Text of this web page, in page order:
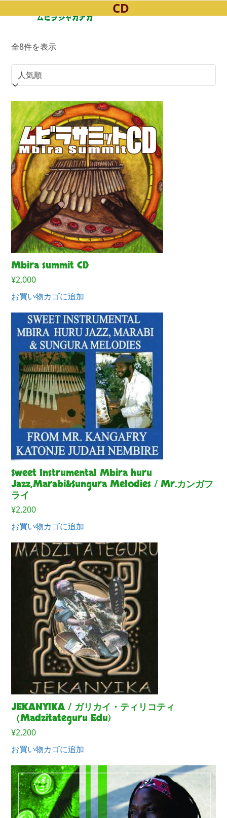
to
mobile
menu
mobile
menu
CD
全8件を表示人
気
順
Mbira summit CD
¥2,000
お買い物カゴに追加
Sweet Instrumental Mbira huru
Jazz,Marabi&Sungura Melodies / Mr.カンガフ
ライ
¥2,200
お買い物カゴに追加
JEKANYIKA / ガリカイ・ティリコティ
（Madzitateguru Edu)
¥2,200
お買い物カゴに追加